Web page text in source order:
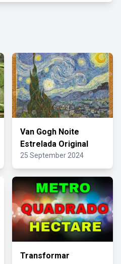
Van Gogh Noite
Estrelada Original
25 September 2024
Transformar